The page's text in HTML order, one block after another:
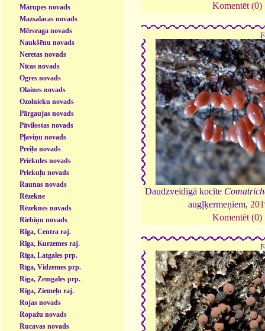
Mārupes novads
Mazsalacas novads
Mērsraga novads
Naukšēnu novads
Neretas novads
Nīcas novads
Ogres novads
Olaines novads
Ozolnieku novads
Pārgaujas novads
Pāvilostas novads
Pļaviņu novads
Preiļu novads
Priekules novads
Priekuļu novads
Raunas novads
Rēzekne
Rēzeknes novads
Riebiņu novads
Rīga, Centra raj.
Rīga, Kurzemes raj.
Rīga, Latgales prp.
Rīga, Vidzemes prp.
Rīga, Zemgales prp.
Rīga, Ziemeļu raj.
Rojas novads
Ropažu novads
Rucavas novads
Komentēt (0)
Daudzveidīgā kocīte
augļķermeņiem,
Komentēt (0)